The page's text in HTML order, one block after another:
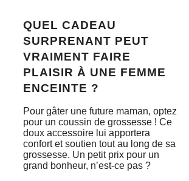
QUEL CADEAU
SURPRENANT PEUT
VRAIMENT FAIRE
PLAISIR À UNE FEMME
ENCEINTE ?
Pour gâter une future maman, optez
pour un coussin de grossesse ! Ce
doux accessoire lui apportera
confort et soutien tout au long de sa
grossesse. Un petit prix pour un
grand bonheur, n’est-ce pas ?